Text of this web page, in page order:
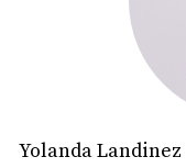
Pero al mismo
permitido la
desarrolladores sin
Yolanda Landinez